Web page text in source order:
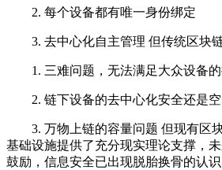
2. 每个设备都有唯一身份绑定
3. 去中心化自主管理 但传统区块
1. 三难问题，无法满足大众设备的
2. 链下设备的去中心化安全还是
3. 万物上链的容量问题 但现有区
基础设施提供了充分现实理论支撑，
鼓励，信息安全已出现脱胎换骨的认